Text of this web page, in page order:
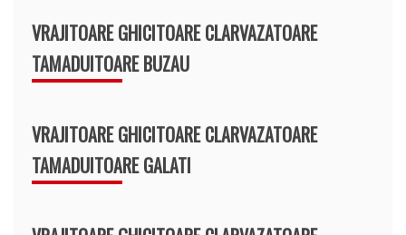
VRAJITOARE GHICITOARE CLARVAZATOARE
TAMADUITOARE BUZAU
VRAJITOARE GHICITOARE CLARVAZATOARE
TAMADUITOARE GALATI